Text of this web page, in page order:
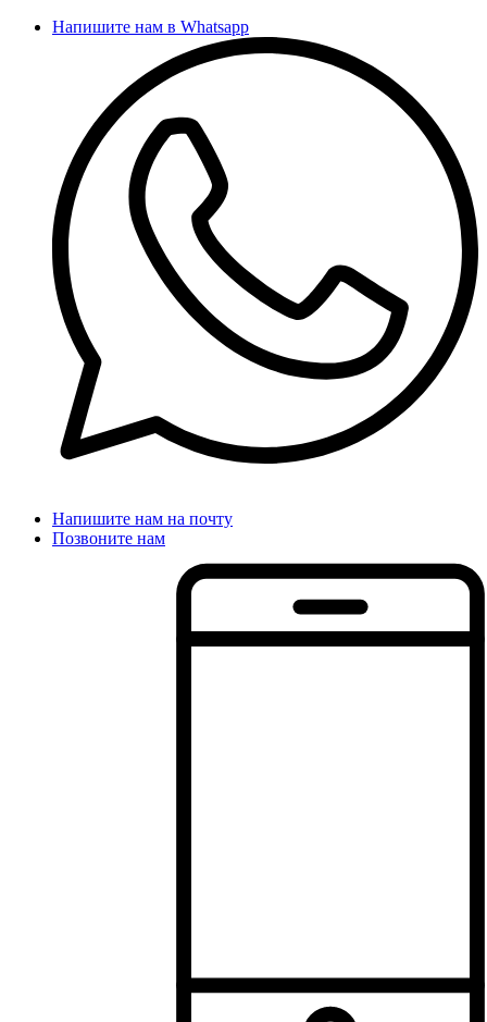
Напишите нам в Whatsapp
Напишите нам на почту
Позвоните нам